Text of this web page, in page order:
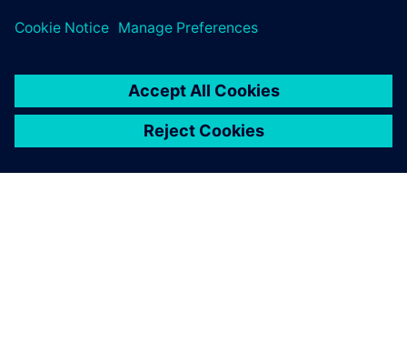
数字化转型推动质量创新